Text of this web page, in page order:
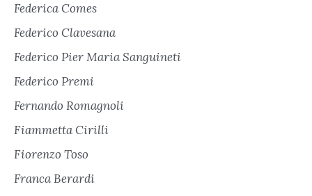
Federica Comes
Federico Clavesana
Federico Pier Maria Sanguineti
Federico Premi
Fernando Romagnoli
Fiammetta Cirilli
Fiorenzo Toso
Franca Berardi